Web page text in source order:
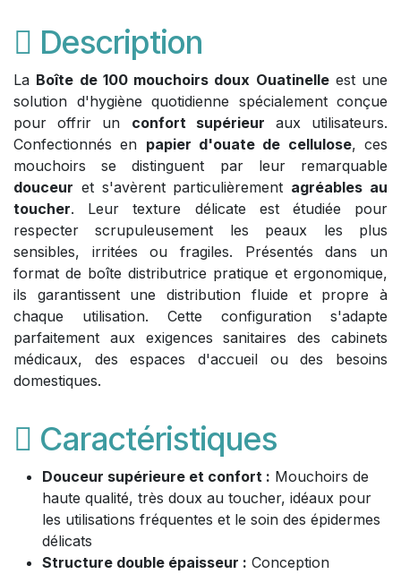
Description
La Boîte de 100 mouchoirs doux Ouatinelleest une
solution d'hygiène quotidienne spécialement conçue
pour offrir un confort supérieur aux utilisateurs.
Confectionnés en papier d'ouate de cellulose, ces
mouchoirs se distinguent par leur remarquable
douceur et s'avèrent particulièrement agréables au
toucher. Leur texture délicate est étudiée pour
respecter scrupuleusement les peaux les plus
sensibles, irritées ou fragiles. Présentés dans un
format de boîte distributrice pratique et ergonomique,
ils garantissent une distribution fluide et propre à
chaque utilisation. Cette configuration s'adapte
parfaitement aux exigences sanitaires des cabinets
médicaux, des espaces d'accueil ou des besoins
domestiques.
Caractéristiques
Douceur supérieure et confort : Mouchoirs de
haute qualité, très doux au toucher, idéaux pour
les utilisations fréquentes et le soin des épidermes
délicats
Structure double épaisseur : Conception